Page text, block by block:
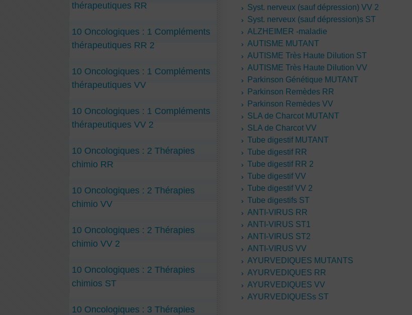
Syst. nerveux (sauf dépression) VV 2
Syst. nerveux (sauf dépression)s ST
ALZHEIMER -maladie
AUTISME MUTANT
AUTISME Très Haute Dilution ST
AUTISME Très Haute Dilution VV
Parkinson Génétique MUTANT
Parkinson Remèdes RR
Parkinson Remèdes VV
SLA de Charcot MUTANT
SLA de Charcot VV
Tube digestif MUTANT
Tube digestif RR
Tube digestif RR 2
Tube digestif VV
Tube digestif VV 2
Tube digestifs ST
ANTI-VIRUS RR
ANTI-VIRUS ST1
ANTI-VIRUS ST2
ANTI-VIRUS VV
AYURVEDIQUES MUTANTS
AYURVEDIQUES RR
AYURVEDIQUES VV
AYURVEDIQUESs ST
thérapeutiques RR
10 Oncologiques : 1 Compléments
thérapeutiques RR 2
10 Oncologiques : 1 Compléments
thérapeutiques VV
10 Oncologiques : 1 Compléments
thérapeutiques VV 2
10 Oncologiques : 2 Thérapies
chimio RR
10 Oncologiques : 2 Thérapies
chimio VV
10 Oncologiques : 2 Thérapies
chimio VV 2
10 Oncologiques : 2 Thérapies
chimios ST
10 Oncologiques : 3 Thérapies